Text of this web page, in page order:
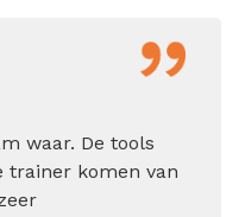
waar. De tools
trainer komen van